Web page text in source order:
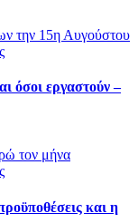
όσοι εργαστούν –
και η